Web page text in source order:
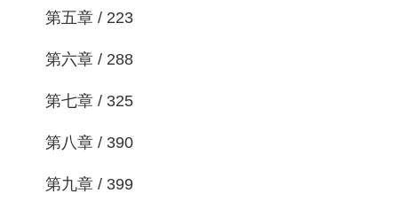
第五章 / 223
第六章 / 288
第七章 / 325
第八章 / 390
第九章 / 399